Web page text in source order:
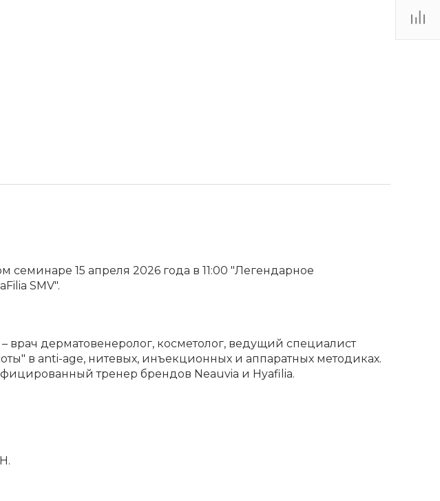
семинаре 15 апреля 2026 года в 11:00 "Легендарное
SMV".
врач дерматовенеролог, косметолог, ведущий специалист
в anti-agе, нитевых, инъекционных и аппаратных методиках.
тренер брендов Neauvia и Hyafilia.